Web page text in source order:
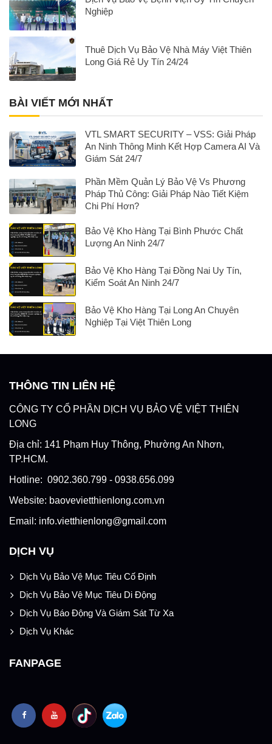
Nghiệp
Thuê Dịch Vụ Bảo Vệ Nhà Máy Việt Thiên
Long Giá Rẻ Uy Tín 24/24
BÀI VIẾT MỚI NHẤT
VTL SMART SECURITY – VSS: Giải Pháp
An Ninh Thông Minh Kết Hợp Camera AI Và
Giám Sát 24/7
Phần Mềm Quản Lý Bảo Vệ Vs Phương
Pháp Thủ Công: Giải Pháp Nào Tiết Kiệm
Chi Phí Hơn?
Bảo Vệ Kho Hàng Tại Bình Phước Chất
Lượng An Ninh 24/7
Bảo Vệ Kho Hàng Tại Đồng Nai Uy Tín,
Kiểm Soát An Ninh 24/7
Bảo Vệ Kho Hàng Tại Long An Chuyên
Nghiệp Tại Việt Thiên Long
THÔNG TIN LIÊN HỆ
CÔNG TY CỔ PHẦN DỊCH VỤ BẢO VỆ VIỆT THIÊN
LONG
Địa chỉ: 141 Phạm Huy Thông, Phường An Nhơn,
TP.HCM.
Hotline: 0902.360.799 - 0938.656.099
Website: baovevietthienlong.com.vn
Email: info.vietthienlong@gmail.com
DỊCH VỤ
Dịch Vụ Bảo Vệ Mục Tiêu Cố Định
Dịch Vụ Bảo Vệ Mục Tiêu Di Động
Dịch Vụ Báo Động Và Giám Sát Từ Xa
Dịch Vụ Khác
FANPAGE